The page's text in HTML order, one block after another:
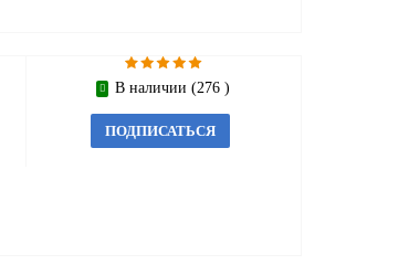
В наличии (276 )
ПОДПИСАТЬСЯ